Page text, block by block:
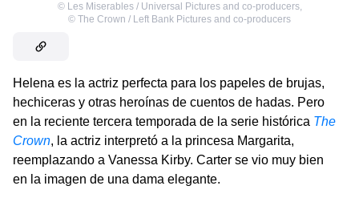
© Les Miserables / Universal Pictures and co-producers,
© The Crown / Left Bank Pictures and co-producers
Helena es la actriz perfecta para los papeles de brujas,
hechiceras y otras heroínas de cuentos de hadas. Pero
en la reciente tercera temporada de la serie histórica The
Crown, la actriz interpretó a la princesa Margarita,
reemplazando a Vanessa Kirby. Carter se vio muy bien
en la imagen de una dama elegante.